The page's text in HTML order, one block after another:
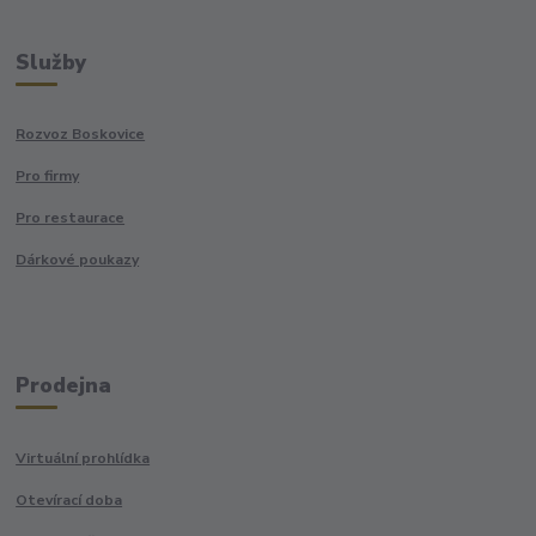
Služby
Rozvoz Boskovice
Pro firmy
Pro restaurace
Dárkové poukazy
Prodejna
Virtuální prohlídka
Otevírací doba